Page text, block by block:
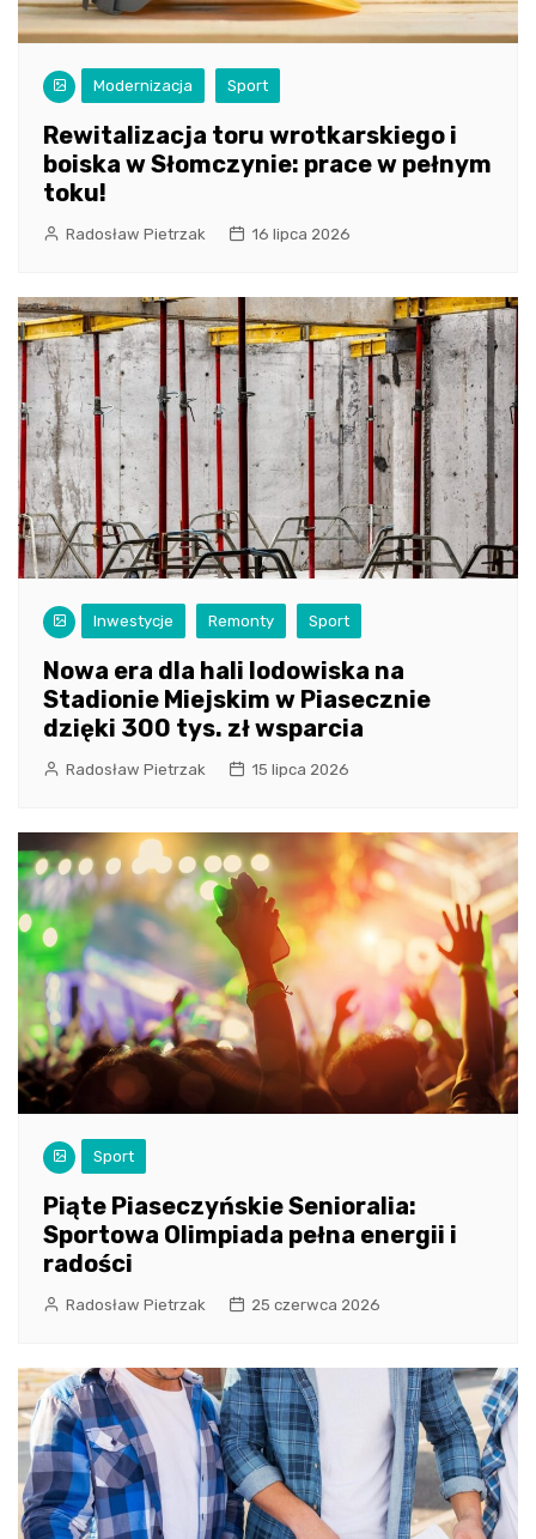
Modernizacja Sport
Rewitalizacja toru wrotkarskiego i
boiska w Słomczynie: prace w pełnym
toku!
Radosław Pietrzak 16 lipca 2026
Inwestycje Remonty Sport
Nowa era dla hali lodowiska na
Stadionie Miejskim w Piasecznie
dzięki 300 tys. zł wsparcia
Radosław Pietrzak 15 lipca 2026
Sport
Piąte Piaseczyńskie Senioralia:
Sportowa Olimpiada pełna energii i
radości
Radosław Pietrzak 25 czerwca 2026